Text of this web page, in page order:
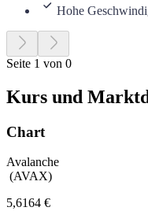
Hohe
Seite 1 von 0
Kurs und
Chart
Avalanche
(AVAX)
5,6164 €